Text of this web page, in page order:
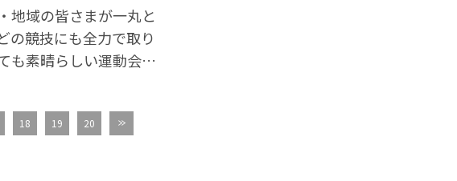
地域の皆さまが一丸と
の競技にも全力で取り
も素晴らしい運動会と
18 19 20